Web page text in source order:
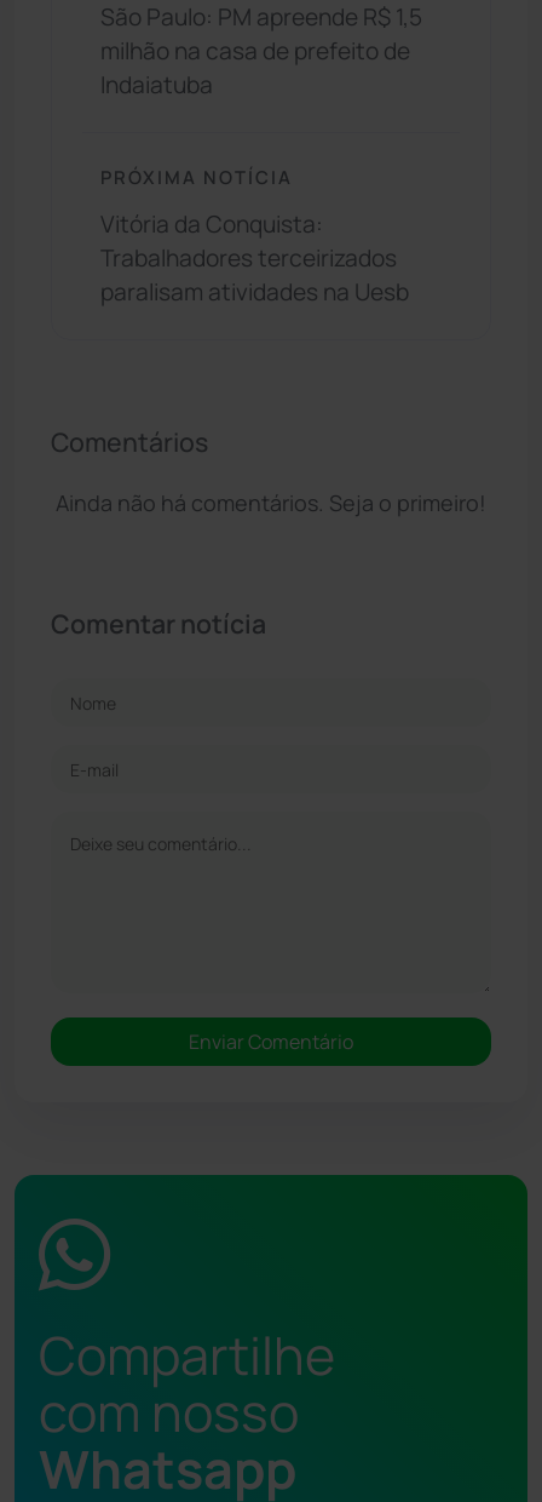
São Paulo: PM apreende R$ 1,5
milhão na casa de prefeito de
Indaiatuba
PRÓXIMA NOTÍCIA
Vitória da Conquista:
Trabalhadores terceirizados
paralisam atividades na Uesb
Comentários
Ainda não há comentários. Seja o primeiro!
Comentar notícia
Compartilhe
com nosso
Whatsapp